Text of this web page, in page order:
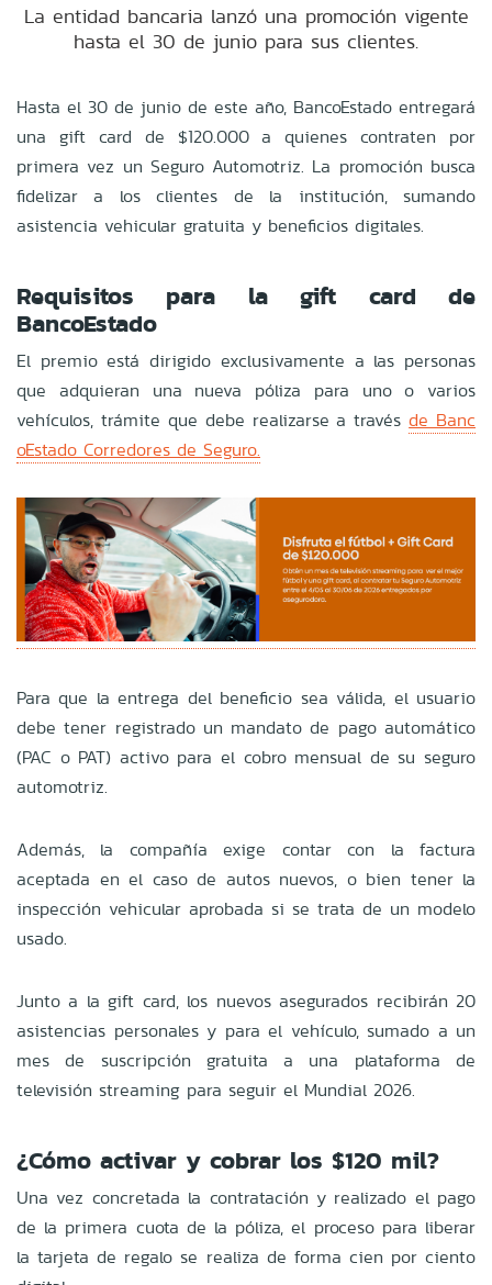
La entidad bancaria lanzó una promoción vigente
hasta el 30 de junio para sus clientes.
Hasta el 30 de junio de este año, BancoEstado entregará
una gift card de $120.000 a quienes contraten por
primera vez un Seguro Automotriz. La promoción busca
fidelizar a los clientes de la institución, sumando
asistencia vehicular gratuita y beneficios digitales.
Requisitos para la gift card de
BancoEstado
El premio está dirigido exclusivamente a las personas
que adquieran una nueva póliza para uno o varios
vehículos, trámite que debe realizarse a travésde Banc
oEstado Corredores de Seguro.
Para que la entrega del beneficio sea válida, el usuario
debe tener registrado un mandato de pago automático
(PAC o PAT) activo para el cobro mensual de su seguro
automotriz.
Además, la compañía exige contar con la factura
aceptada en el caso de autos nuevos, o bien tener la
inspección vehicular aprobada si se trata de un modelo
usado.
Junto a la gift card, los nuevos asegurados recibirán 20
asistencias personales y para el vehículo, sumado a un
mes de suscripción gratuita a una plataforma de
televisión streaming para seguir el Mundial 2026.
¿Cómo activar y cobrar los $120 mil?
Una vez concretada la contratación y realizado el pago
de la primera cuota de la póliza, el proceso para liberar
la tarjeta de regalo se realiza de forma cien por ciento